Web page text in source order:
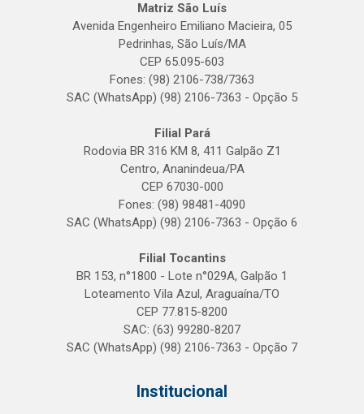
Matriz São Luís
Avenida Engenheiro Emiliano Macieira, 05
Pedrinhas, São Luís/MA
CEP 65.095-603
Fones: (98) 2106-738/7363
SAC (WhatsApp) (98) 2106-7363 - Opção 5
Filial Pará
Rodovia BR 316 KM 8, 411 Galpão Z1
Centro, Ananindeua/PA
CEP 67030-000
Fones: (98) 98481-4090
SAC (WhatsApp) (98) 2106-7363 - Opção 6
Filial Tocantins
BR 153, n°1800 - Lote n°029A, Galpão 1
Loteamento Vila Azul, Araguaína/TO
CEP 77.815-8200
SAC: (63) 99280-8207
SAC (WhatsApp) (98) 2106-7363 - Opção 7
Institucional